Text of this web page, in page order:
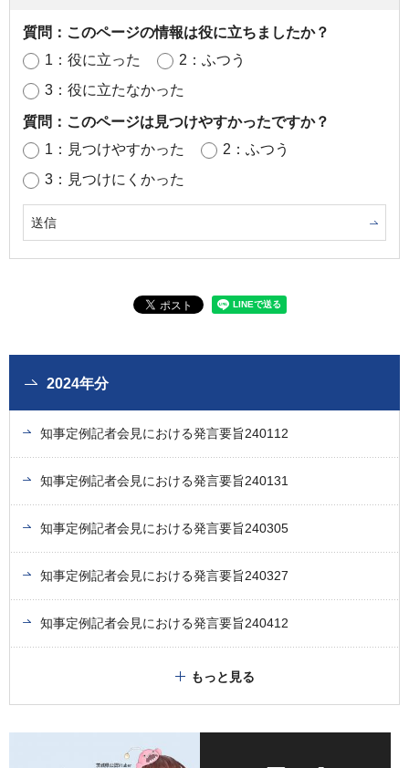
質問：このページの情報は役に立ちましたか？
1：役に立った
2：ふつう
3：役に立たなかった
質問：このページは見つけやすかったですか？
1：見つけやすかった
2：ふつう
3：見つけにくかった
2024年分
知事定例記者会見における発言要旨240112
知事定例記者会見における発言要旨240131
知事定例記者会見における発言要旨240305
知事定例記者会見における発言要旨240327
知事定例記者会見における発言要旨240412
もっと見る